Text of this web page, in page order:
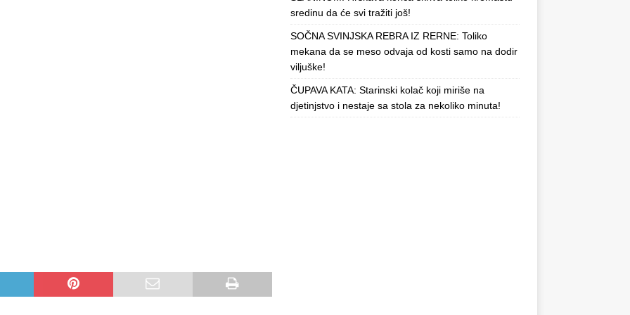
sredinu da će svi tražiti još!
SOČNA SVINJSKA REBRA IZ RERNE: Toliko
mekana da se meso odvaja od kosti samo na dodir
viljuške!
ČUPAVA KATA: Starinski kolač koji miriše na
djetinjstvo i nestaje sa stola za nekoliko minuta!